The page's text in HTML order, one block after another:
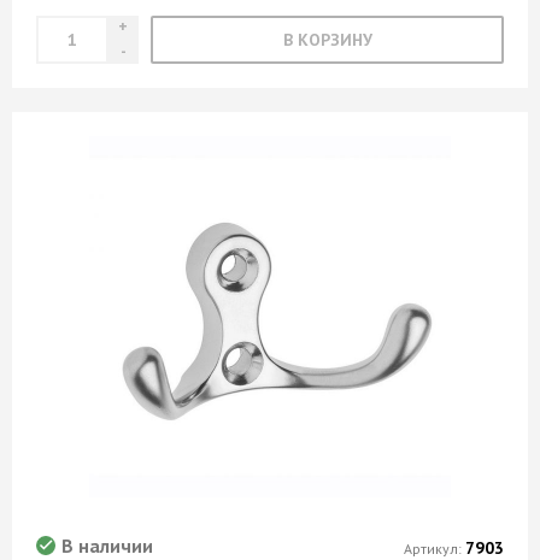
В КОРЗИНУ
В наличии Артикул: 7903